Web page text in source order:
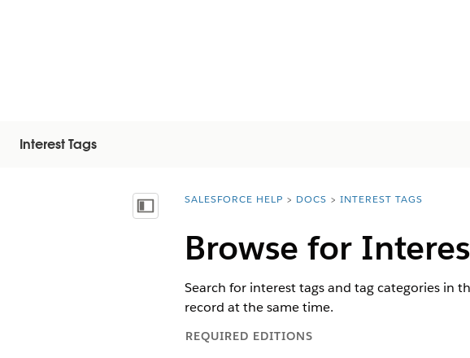
Interest Tags
목차 표시 You are here:
SALESFORCE HELP DOCS INTEREST TAGS
Browse for
Search for interest tags and tag categories in
record at the same time.
REQUIRED EDITIONS